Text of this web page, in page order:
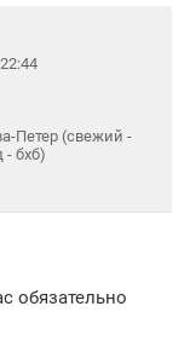
Петер (свежий -
- бхб)
обязательно